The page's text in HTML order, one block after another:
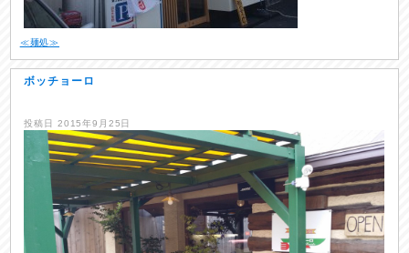
≪麺処≫
ボッチョーロ
投稿日 2015年9月25日